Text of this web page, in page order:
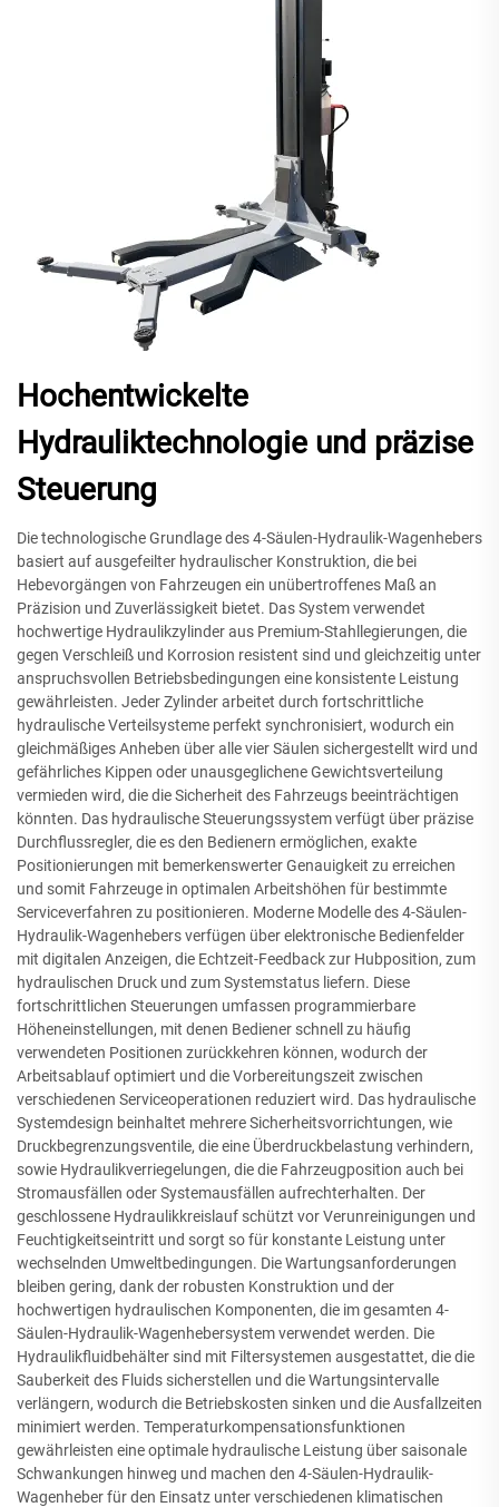
Hochentwickelte
Hydrauliktechnologie und präzise
Steuerung
Die technologische Grundlage des 4-Säulen-Hydraulik-Wagenhebers
basiert auf ausgefeilter hydraulischer Konstruktion, die bei
Hebevorgängen von Fahrzeugen ein unübertroffenes Maß an
Präzision und Zuverlässigkeit bietet. Das System verwendet
hochwertige Hydraulikzylinder aus Premium-Stahllegierungen, die
gegen Verschleiß und Korrosion resistent sind und gleichzeitig unter
anspruchsvollen Betriebsbedingungen eine konsistente Leistung
gewährleisten. Jeder Zylinder arbeitet durch fortschrittliche
hydraulische Verteilsysteme perfekt synchronisiert, wodurch ein
gleichmäßiges Anheben über alle vier Säulen sichergestellt wird und
gefährliches Kippen oder unausgeglichene Gewichtsverteilung
vermieden wird, die die Sicherheit des Fahrzeugs beeinträchtigen
könnten. Das hydraulische Steuerungssystem verfügt über präzise
Durchflussregler, die es den Bedienern ermöglichen, exakte
Positionierungen mit bemerkenswerter Genauigkeit zu erreichen
und somit Fahrzeuge in optimalen Arbeitshöhen für bestimmte
Serviceverfahren zu positionieren. Moderne Modelle des 4-Säulen-
Hydraulik-Wagenhebers verfügen über elektronische Bedienfelder
mit digitalen Anzeigen, die Echtzeit-Feedback zur Hubposition, zum
hydraulischen Druck und zum Systemstatus liefern. Diese
fortschrittlichen Steuerungen umfassen programmierbare
Höheneinstellungen, mit denen Bediener schnell zu häufig
verwendeten Positionen zurückkehren können, wodurch der
Arbeitsablauf optimiert und die Vorbereitungszeit zwischen
verschiedenen Serviceoperationen reduziert wird. Das hydraulische
Systemdesign beinhaltet mehrere Sicherheitsvorrichtungen, wie
Druckbegrenzungsventile, die eine Überdruckbelastung verhindern,
sowie Hydraulikverriegelungen, die die Fahrzeugposition auch bei
Stromausfällen oder Systemausfällen aufrechterhalten. Der
geschlossene Hydraulikkreislauf schützt vor Verunreinigungen und
Feuchtigkeitseintritt und sorgt so für konstante Leistung unter
wechselnden Umweltbedingungen. Die Wartungsanforderungen
bleiben gering, dank der robusten Konstruktion und der
hochwertigen hydraulischen Komponenten, die im gesamten 4-
Säulen-Hydraulik-Wagenhebersystem verwendet werden. Die
Hydraulikfluidbehälter sind mit Filtersystemen ausgestattet, die die
Sauberkeit des Fluids sicherstellen und die Wartungsintervalle
verlängern, wodurch die Betriebskosten sinken und die Ausfallzeiten
minimiert werden. Temperaturkompensationsfunktionen
gewährleisten eine optimale hydraulische Leistung über saisonale
Schwankungen hinweg und machen den 4-Säulen-Hydraulik-
Wagenheber für den Einsatz unter verschiedenen klimatischen